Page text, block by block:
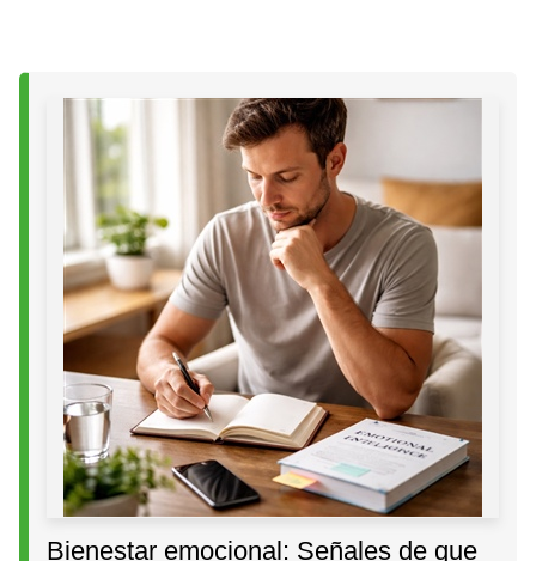
Bienestar emocional: Señales de que